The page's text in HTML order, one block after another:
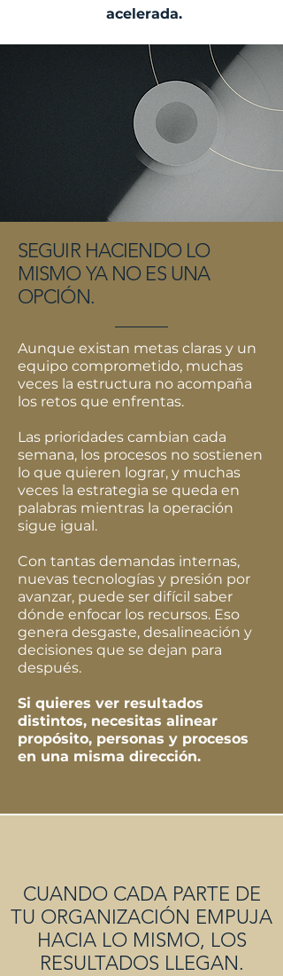
acelerada.
SEGUIR HACIENDO LO
MISMO YA NO ES UNA
OPCIÓN.
Aunque existan metas claras y un
equipo comprometido, muchas
veces la estructura no acompaña
los retos que enfrentas.
Las prioridades cambian cada
semana, los procesos no sostienen
lo que quieren lograr, y muchas
veces la estrategia se queda en
palabras mientras la operación
sigue igual.
Con tantas demandas internas,
nuevas tecnologías y presión por
avanzar, puede ser difícil saber
dónde enfocar los recursos. Eso
genera desgaste, desalineación y
decisiones que se dejan para
después.
Si quieres ver resultados
distintos, necesitas alinear
propósito, personas y procesos
en una misma dirección.
CUANDO CADA PARTE DE
TU ORGANIZACIÓN EMPUJA
HACIA LO MISMO, LOS
RESULTADOS LLEGAN.